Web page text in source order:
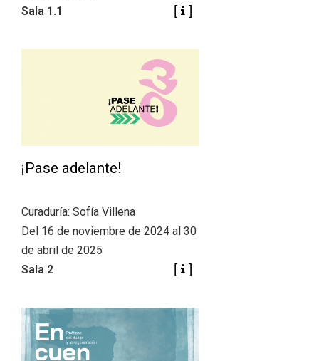
Sala 1.1
¡Pase adelante!
Curaduría: Sofía Villena
Del 16 de noviembre de 2024 al 30
de abril de 2025
Sala 2